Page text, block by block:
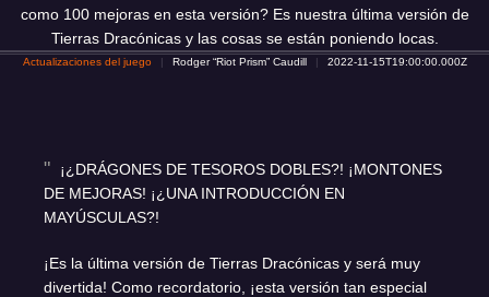
como 100 mejoras en esta versión? Es nuestra última versión de
Tierras Dracónicas y las cosas se están poniendo locas.
Actualizaciones del juego Rodger “Riot Prism” Caudill 2022-11-15T19:00:00.000Z
¡¿DRÁGONES DE TESOROS DOBLES?! ¡MONTONES
DE MEJORAS! ¡¿UNA INTRODUCCIÓN EN
MAYÚSCULAS?!
¡Es la última versión de Tierras Dracónicas y será muy
divertida! Como recordatorio, ¡esta versión tan especial